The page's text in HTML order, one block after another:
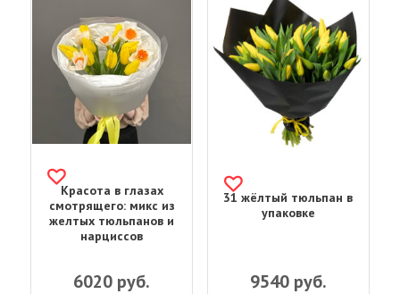
Красота в глазах
смотрящего: микс из
желтых тюльпанов и
нарциссов
6020 руб.
31 жёлтый тюльпан в
упаковке
9540руб.